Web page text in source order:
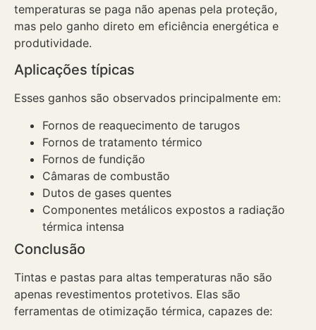
temperaturas se paga não apenas pela proteção,
mas pelo ganho direto em eficiência energética e
produtividade.
Aplicações típicas
Esses ganhos são observados principalmente em:
Fornos de reaquecimento de tarugos
Fornos de tratamento térmico
Fornos de fundição
Câmaras de combustão
Dutos de gases quentes
Componentes metálicos expostos a radiação
térmica intensa
Conclusão
Tintas e pastas para altas temperaturas não são
apenas revestimentos protetivos. Elas são
ferramentas de otimização térmica, capazes de: